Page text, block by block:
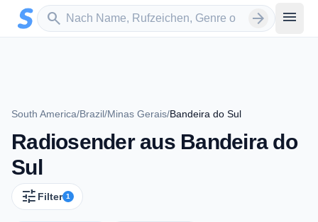
Zum Hauptinhalt springen
search
Sender suchen arrow_forward menu
South America/Brazil/Minas Gerais/Bandeira do Sul
Radiosender aus Bandeira do
Sul
tune Filter 1